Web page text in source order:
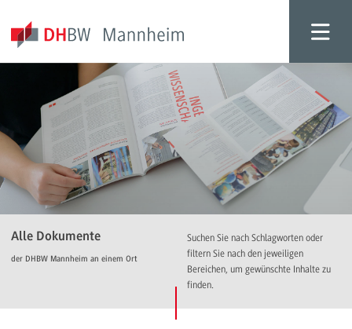
Alle Dokumente
der DHBW Mannheim an einem Ort
Suchen Sie nach Schlagworten oder
filtern Sie nach den jeweiligen
Bereichen, um gewünschte Inhalte zu
finden.